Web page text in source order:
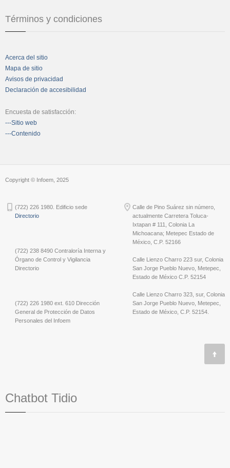
Términos y condiciones
Acerca del sitio
Mapa de sitio
Avisos de privacidad
Declaración de accesibilidad
Encuesta de satisfacción:
---Sitio web
---Contenido
Copyright © Infoem, 2025
(722) 226 1980. Edificio sede
Directorio
(722) 238 8490 Contraloría Interna y
Órgano de Control y Vigilancia
Directorio
(722) 226 1980 ext. 610 Dirección
General de Protección de Datos
Personales del Infoem
Calle de Pino Suárez sin número,
actualmente Carretera Toluca-
Ixtapan # 111, Colonia La
Michoacana; Metepec Estado de
México, C.P. 52166
Calle Lienzo Charro 223 sur, Colonia
San Jorge Pueblo Nuevo, Metepec,
Estado de México C.P. 52154
Calle Lienzo Charro 323, sur, Colonia
San Jorge Pueblo Nuevo, Metepec,
Estado de México, C.P. 52154.
Chatbot Tidio